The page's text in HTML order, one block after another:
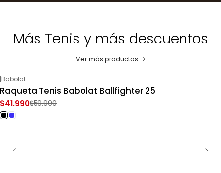
Más Tenis y más descuentos
Ver más productos
-30%OFF
|Babolat
Raqueta Tenis Babolat Ballfighter 25
$41.990$59.990